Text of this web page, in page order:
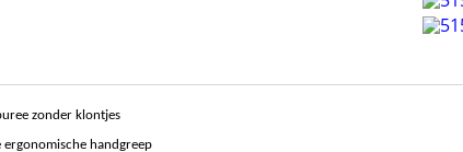
zonder klontjes
ergonomische handgreep